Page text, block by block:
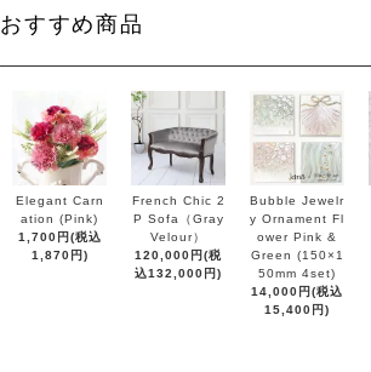
おすすめ商品
Elegant Carn
ation (Pink)
1,700円(税込
1,870円)
French Chic 2
P Sofa（Gray
Velour）
120,000円(税
込132,000円)
Bubble Jewelr
y Ornament Fl
ower Pink &
Green (150×1
50mm 4set)
14,000円(税込
15,400円)